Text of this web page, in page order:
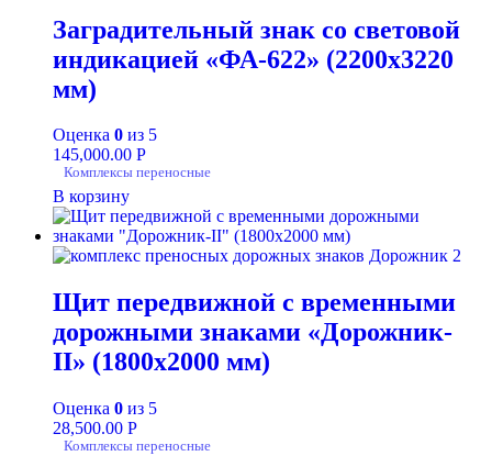
Заградительный знак со световой
индикацией «ФА-622» (2200х3220
мм)
Оценка 0 из 5
145,000.00 Р
Комплексы переносные
В корзину
Щит передвижной с временными
дорожными знаками «Дорожник-
II» (1800х2000 мм)
Оценка 0 из 5
28,500.00 Р
Комплексы переносные